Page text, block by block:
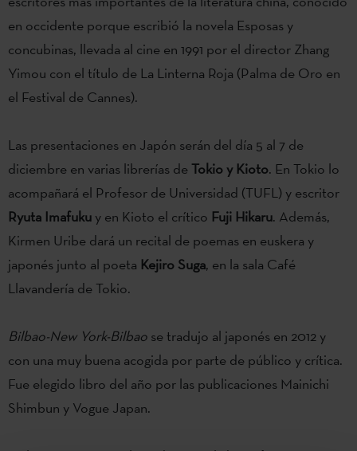
en occidente porque escribió la novela Esposas y
concubinas, llevada al cine en 1991 por el director Zhang
Yimou con el título de La Linterna Roja (Palma de Oro en
el Festival de Cannes).
Las presentaciones en Japón serán del día 5 al 7 de
diciembre en varias librerías de Tokio y Kioto. En Tokio lo
acompañará el Profesor de Universidad (TUFL) y escritor
Ryuta Imafuku y en Kioto el crítico Fuji Hikaru. Además,
Kirmen Uribe dará un recital de poemas en euskera y
japonés junto al poeta Kejiro Suga, en la sala Café
Llavandería de Tokio.
Bilbao-New York-Bilbao se tradujo al japonés en 2012 y
con una muy buena acogida por parte de público y crítica.
Fue elegido libro del año por las publicaciones Mainichi
Shimbun y Vogue Japan.